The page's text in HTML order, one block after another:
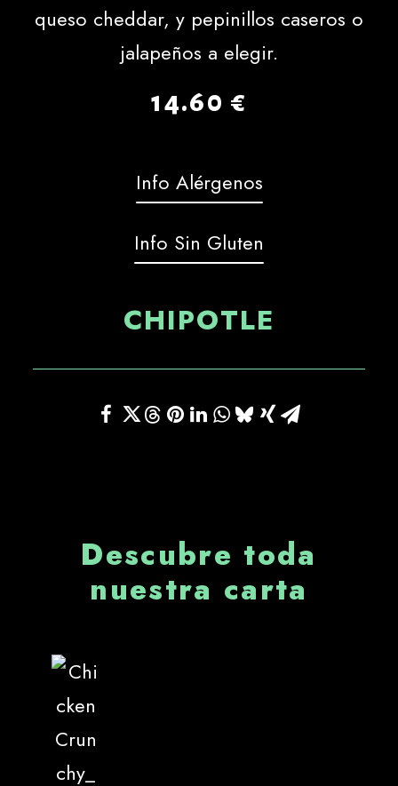
queso cheddar, y pepinillos caseros o
jalapeños a elegir.
14.60 €
Info Alérgenos
Info Sin Gluten
CHIPOTLE
Descubre toda
nuestra carta